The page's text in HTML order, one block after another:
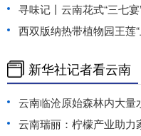
寻味记丨云南花式“三七
西双版纳热带植物园王莲
新华社记者看云南
云南临沧原始森林内大量
云南瑞丽：柠檬产业助力